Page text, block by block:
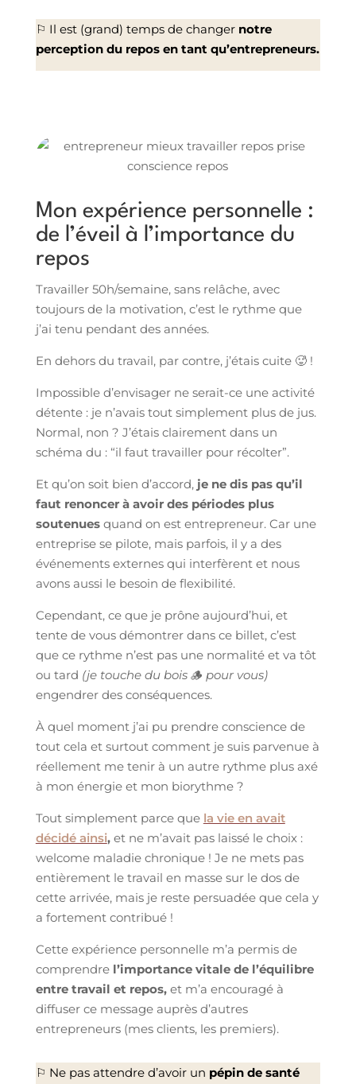
⚐ Il est (grand) temps de changer notre
perception du repos en tant qu’entrepreneurs.
Mon expérience personnelle :
de l’éveil à l’importance du
repos
Travailler 50h/semaine, sans relâche, avec
toujours de la motivation, c’est le rythme que
j’ai tenu pendant des années.
En dehors du travail, par contre, j’étais cuite 🥵 !
Impossible d’envisager ne serait-ce une activité
détente : je n’avais tout simplement plus de jus.
Normal, non ? J’étais clairement dans un
schéma du : “il faut travailler pour récolter”.
Et qu’on soit bien d’accord,je ne dis pas qu’il
faut renoncer à avoir des périodes plus
soutenues quand on est entrepreneur. Car une
entreprise se pilote, mais parfois, il y a des
événements externes qui interfèrent et nous
avons aussi le besoin de flexibilité.
Cependant, ce que je prône aujourd’hui, et
tente de vous démontrer dans ce billet, c’est
que ce rythme n’est pas une normalité et va tôt
ou tard (je touche du bois 🪵 pour vous)
engendrer des conséquences.
À quel moment j’ai pu prendre conscience de
tout cela et surtout comment je suis parvenue à
réellement me tenir à un autre rythme plus axé
à mon énergie et mon biorythme ?
Tout simplement parce que la vie en avait
décidé ainsi,et ne m’avait pas laissé le choix :
welcome maladie chronique ! Je ne mets pas
entièrement le travail en masse sur le dos de
cette arrivée, mais je reste persuadée que cela y
a fortement contribué !
Cette expérience personnelle m’a permis de
comprendrel’importance vitale de l’équilibre
entre travail et repos,et m’a encouragé à
diffuser ce message auprès d’autres
entrepreneurs (mes clients, les premiers).
⚐ Ne pas attendre d’avoir un pépin de santé